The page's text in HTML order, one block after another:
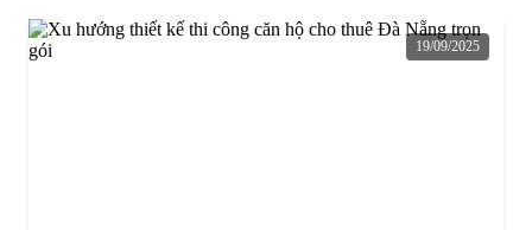
19/09/2025